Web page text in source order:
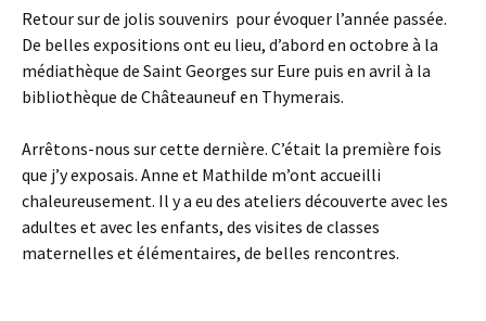
Retour sur de jolis souvenirs pour évoquer l’année passée.
De belles expositions ont eu lieu, d’abord en octobre à la
médiathèque de Saint Georges sur Eure puis en avril à la
bibliothèque de Châteauneuf en Thymerais.
Arrêtons-nous sur cette dernière. C’était la première fois
que j’y exposais. Anne et Mathilde m’ont accueilli
chaleureusement. Il y a eu des ateliers découverte avec les
adultes et avec les enfants, des visites de classes
maternelles et élémentaires, de belles rencontres.